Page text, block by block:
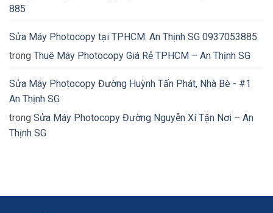
885
Sửa Máy Photocopy tại TPHCM: An Thịnh SG 0937053885
trong Thuê Máy Photocopy Giá Rẻ TPHCM – An Thịnh SG
Sửa Máy Photocopy Đường Huỳnh Tấn Phát, Nhà Bè - #1
An Thịnh SG
trong Sửa Máy Photocopy Đường Nguyễn Xí Tận Nơi – An
Thịnh SG